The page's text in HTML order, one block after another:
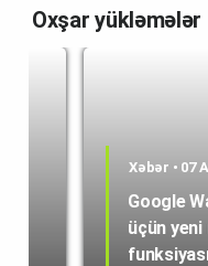
Oxşar yükləmələr
Xəbər • 07
Google
üçün